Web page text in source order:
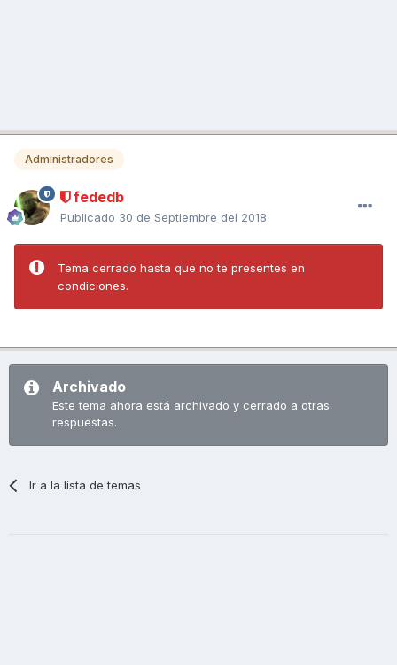
Administradores
fededb
Publicado 30 de Septiembre del 2018
Tema cerrado hasta que no te presentes en
condiciones.
Archivado
Este tema ahora está archivado y cerrado a otras
respuestas.
Ir a la lista de temas